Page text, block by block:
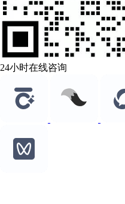
24小时在线咨询